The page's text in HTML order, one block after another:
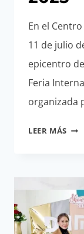
En el
11 de julio
epicentro
Feria
organizada
LEER MÁS FERIA
2025